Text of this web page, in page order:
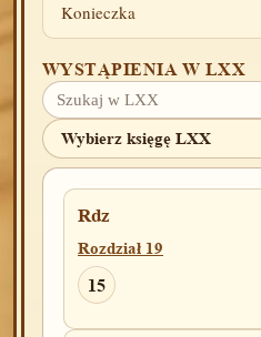
Konieczka
WYSTĄPIENIA W LXX
Rdz
Rozdział 19
15